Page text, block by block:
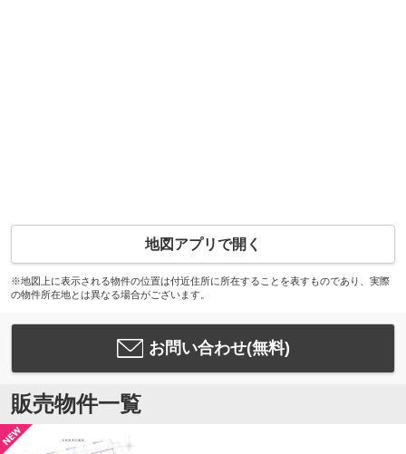
地図アプリで開く
※地図上に表示される物件の位置は付近住所に所在することを表すものであり、実際
の物件所在地とは異なる場合がございます。
お問い合わせ(無料)
販売物件一覧